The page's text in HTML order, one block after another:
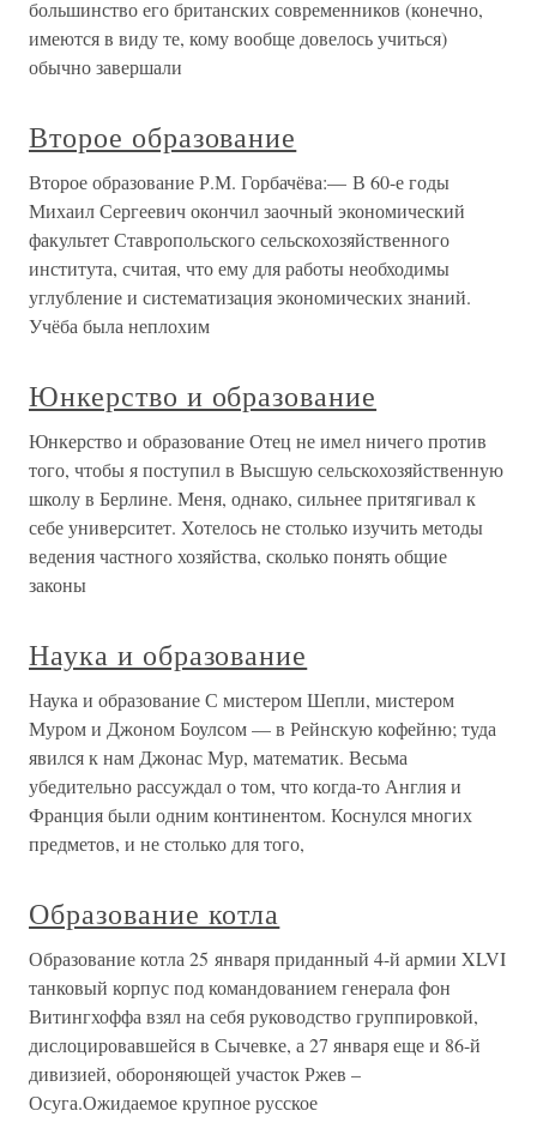
большинство его британских современников (конечно,
имеются в виду те, кому вообще довелось учиться)
обычно завершали
Второе образование
Второе образование Р.М. Горбачёва:— В 60-е годы
Михаил Сергеевич окончил заочный экономический
факультет Ставропольского сельскохозяйственного
института, считая, что ему для работы необходимы
углубление и систематизация экономических знаний.
Учёба была неплохим
Юнкерство и образование
Юнкерство и образование Отец не имел ничего против
того, чтобы я поступил в Высшую сельскохозяйственную
школу в Берлине. Меня, однако, сильнее притягивал к
себе университет. Хотелось не столько изучить методы
ведения частного хозяйства, сколько понять общие
законы
Наука и образование
Наука и образование С мистером Шепли, мистером
Муром и Джоном Боулсом — в Рейнскую кофейню; туда
явился к нам Джонас Мур, математик. Весьма
убедительно рассуждал о том, что когда-то Англия и
Франция были одним континентом. Коснулся многих
предметов, и не столько для того,
Образование котла
Образование котла 25 января приданный 4-й армии XLVI
танковый корпус под командованием генерала фон
Витингхоффа взял на себя руководство группировкой,
дислоцировавшейся в Сычевке, а 27 января еще и 86-й
дивизией, обороняющей участок Ржев –
Осуга.Ожидаемое крупное русское